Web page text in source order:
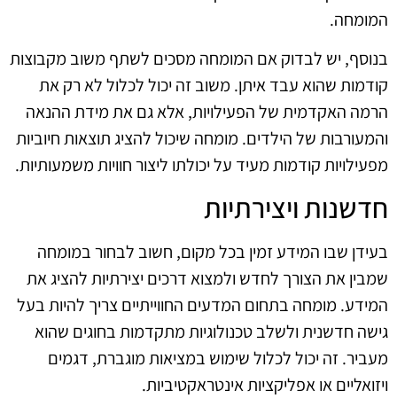
המומחה.
בנוסף, יש לבדוק אם המומחה מסכים לשתף משוב מקבוצות
קודמות שהוא עבד איתן. משוב זה יכול לכלול לא רק את
הרמה האקדמית של הפעילויות, אלא גם את מידת ההנאה
והמעורבות של הילדים. מומחה שיכול להציג תוצאות חיוביות
מפעילויות קודמות מעיד על יכולתו ליצור חוויות משמעותיות.
חדשנות ויצירתיות
בעידן שבו המידע זמין בכל מקום, חשוב לבחור במומחה
שמבין את הצורך לחדש ולמצוא דרכים יצירתיות להציג את
המידע. מומחה בתחום המדעים החווייתיים צריך להיות בעל
גישה חדשנית ולשלב טכנולוגיות מתקדמות בחוגים שהוא
מעביר. זה יכול לכלול שימוש במציאות מוגברת, דגמים
ויזואליים או אפליקציות אינטראקטיביות.